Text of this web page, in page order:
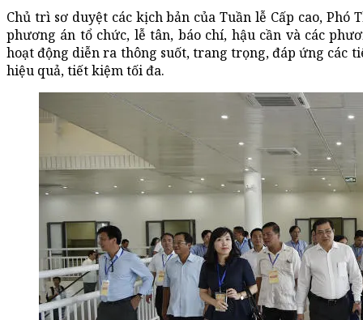
Chủ trì sơ duyệt các kịch bản của Tuần lễ Cấp cao,
phương án tổ chức, lễ tân, báo chí, hậu cần và các
hoạt động diễn ra thông suốt, trang trọng, đáp ứng các
hiệu quả, tiết kiệm tối đa.